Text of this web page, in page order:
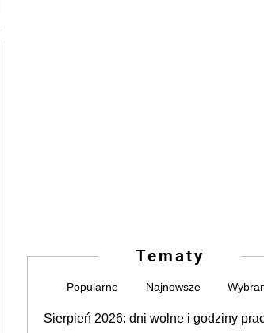
Tematy
Popularne Najnowsze
Sierpień 2026: dni wolne i godziny